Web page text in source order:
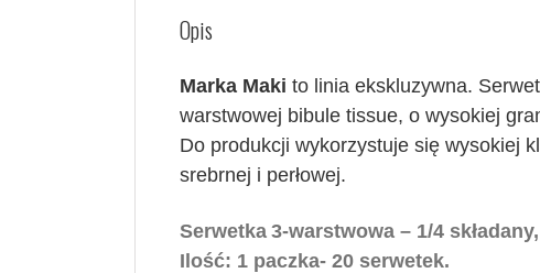
Opis
Marka Maki to linia ekskluzywna.
warstwowej bibule tissue, o wysokiej
Do produkcji wykorzystuje się wysokiej
srebrnej i perłowej.
Serwetka 3-warstwowa – 1/4
Ilość: 1 paczka- 20 serwetek.